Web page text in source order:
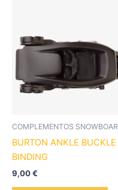
COMPLEMENTOS
BURTON ANKLE BUCKLE
BINDING
9,00€